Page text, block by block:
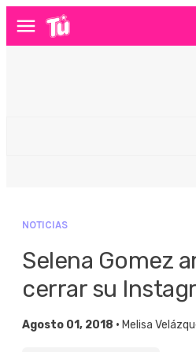
Menú
NOTICIAS
Selena Gomez
cerrar su
Agosto 01, 2018 • Melisa